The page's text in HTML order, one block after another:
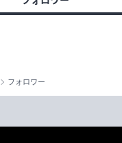
フォロワー